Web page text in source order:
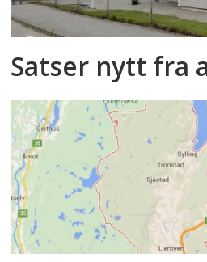
Satser nytt fra